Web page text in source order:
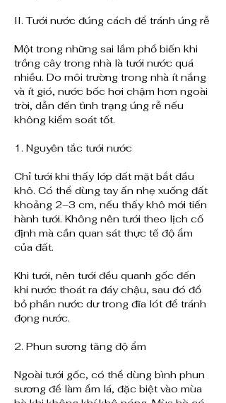
II. Tưới nước đúng cách để tránh úng rễ
Một trong những sai lầm phổ biến khi
trồng cây trong nhà là tưới nước quá
nhiều. Do môi trường trong nhà ít nắng
và ít gió, nước bốc hơi chậm hơn ngoài
trời, dẫn đến tình trạng úng rễ nếu
không kiểm soát tốt.
1. Nguyên tắc tưới nước
Chỉ tưới khi thấy lớp đất mặt bắt đầu
khô. Có thể dùng tay ấn nhẹ xuống đất
khoảng 2–3 cm, nếu thấy khô mới tiến
hành tưới. Không nên tưới theo lịch cố
định mà cần quan sát thực tế độ ẩm
của đất.
Khi tưới, nên tưới đều quanh gốc đến
khi nước thoát ra đáy chậu, sau đó đổ
bỏ phần nước dư trong đĩa lót để tránh
đọng nước.
2. Phun sương tăng độ ẩm
Ngoài tưới gốc, có thể dùng bình phun
sương để làm ẩm lá, đặc biệt vào mùa